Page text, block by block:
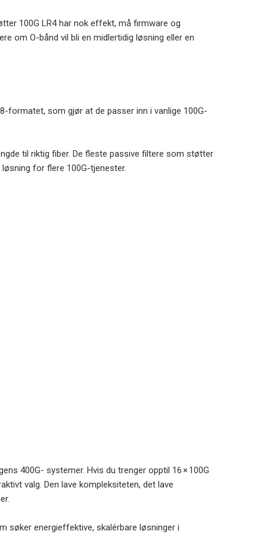
100G LR4 har nok effekt, må firmware og
om O-bånd vil bli en midlertidig løsning eller en
formatet, som gjør at de passer inn i vanlige 100G-
til riktig fiber. De fleste passive filtere som støtter
for flere 100G-tjenester.
400G- systemer. Hvis du trenger opptil 16 × 100G
valg. Den lave kompleksiteten, det lave
søker energieffektive, skalérbare løsninger i